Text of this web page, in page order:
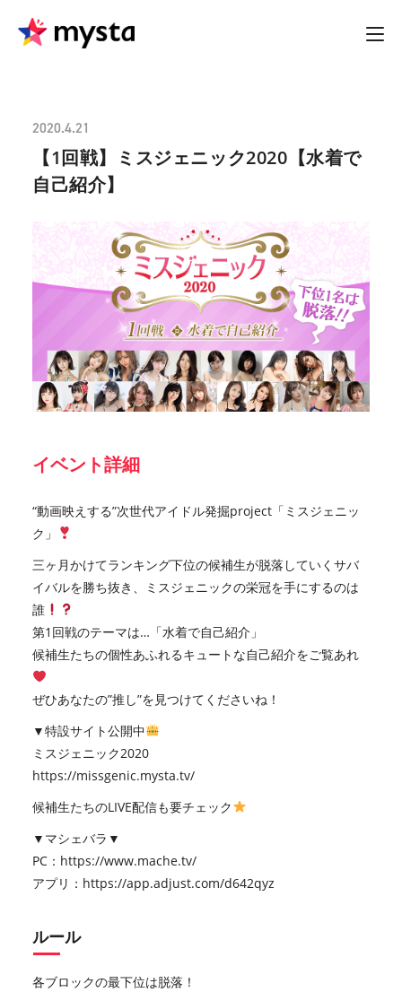
2020.4.21
【1回戦】ミスジェニック2020【水着で
自己紹介】
イベント詳細
“動画映えする”次世代アイドル発掘project「ミスジェニッ
ク」
三ヶ月かけてランキング下位の候補生が脱落していくサバ
イバルを勝ち抜き、ミスジェニックの栄冠を手にするのは
誰
第1回戦のテーマは…「水着で自己紹介」
候補生たちの個性あふれるキュートな自己紹介をご覧あれ
ぜひあなたの”推し”を見つけてくださいね！
▼特設サイト公開中
ミスジェニック2020
https://missgenic.mysta.tv/
候補生たちのLIVE配信も要チェック
▼マシェバラ▼
PC： https://www.mache.tv/
アプリ： https://app.adjust.com/d642qyz
ルール
各ブロックの最下位は脱落！